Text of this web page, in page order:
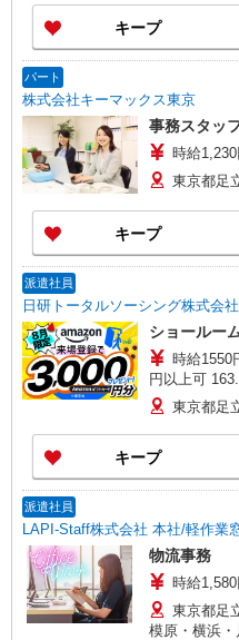
万円（基本給
手当＋休日出
賞与有（1年
◇入社祝金
円、1年経過
場合もあります。 ■東武バスウエスト
宮営業事務
岩槻営業所
1015-1 川越
坂戸営業所
事務所 埼玉県新
ントラル株
伊興本町2-
区西水元1-
3-10-30 八潮
1 三郷営業
県柏市高田
バス日光株
キープ
パート
株式会社キーマックス東京
事務スタッ
時給
東京都足
キープ
派遣社員
日研トータルソーシング株式会
ショールー
時給1550
円以上可
東京都足
キープ
派遣社員
LAPI-Staff株式会社 本社/軽作業
物流事務
時給
東京都足
模原・横浜